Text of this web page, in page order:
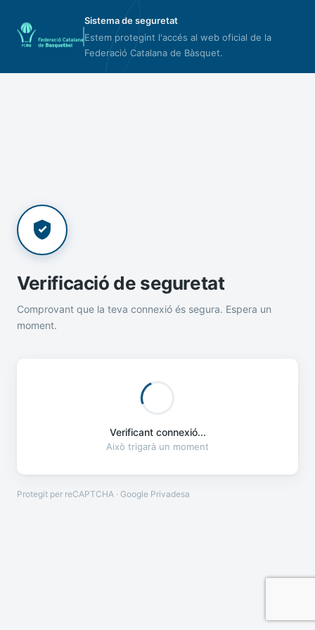
Sistema de seguretat
Estem protegint l'accés al web oficial de la
Federació Catalana de Bàsquet.
Verificació de seguretat
Comprovant que la teva connexió és segura. Espera un
moment.
Verificant connexió...
Això trigarà un moment
Protegit per reCAPTCHA · Google Privadesa